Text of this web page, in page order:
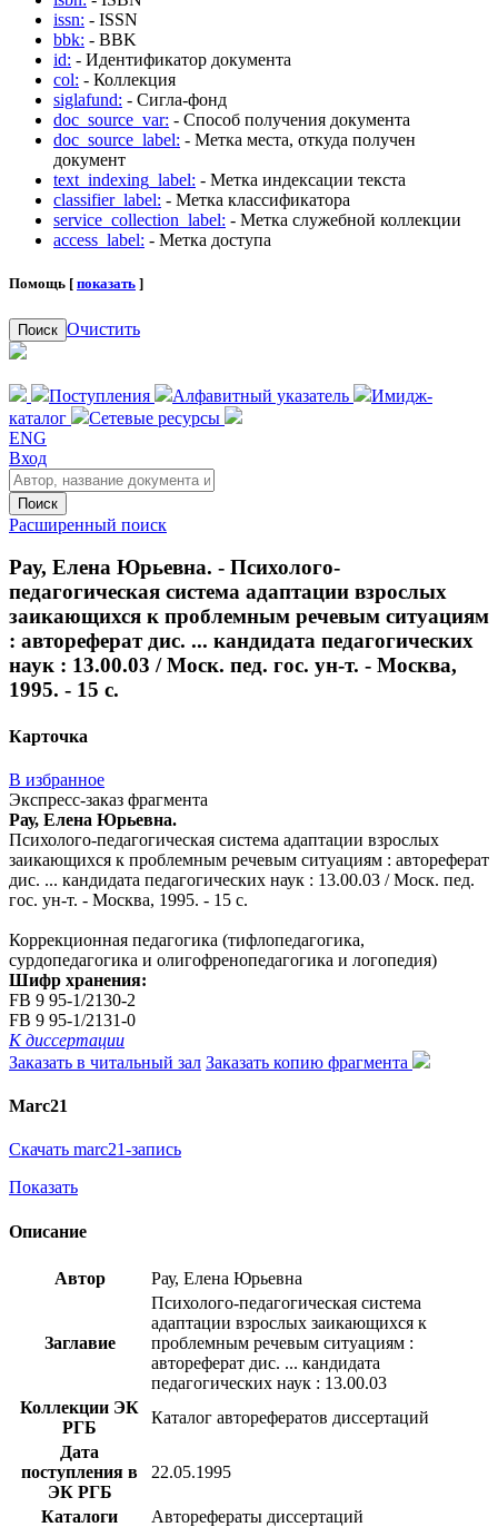
issn: - ISSN
bbk: - BBK
id: - Идентификатор документа
col: - Коллекция
siglafund: - Сигла-фонд
doc_source_var: - Способ получения документа
doc_source_label: - Метка места, откуда получен
документ
text_indexing_label: - Метка индексации текста
classifier_label: - Метка классификатора
service_collection_label: - Метка служебной коллекции
access_label: - Метка доступа
Помощь [ показать ]
Поиск Очистить
Поступления Алфавитный указатель
Имидж-
каталог
Сетевые ресурсы
ENG
Вход
Поиск
Расширенный поиск
Рау, Елена Юрьевна. - Психолого-
педагогическая система адаптации взрослых
заикающихся к проблемным речевым ситуациям
: автореферат дис. ... кандидата педагогических
наук : 13.00.03 / Моск. пед. гос. ун-т. - Москва,
1995. - 15 с.
Карточка
В избранное
Экспресс-заказ фрагмента
Рау, Елена Юрьевна.
Психолого-педагогическая система адаптации взрослых
заикающихся к проблемным речевым ситуациям : автореферат
дис. ... кандидата педагогических наук : 13.00.03 / Моск. пед.
гос. ун-т. - Москва, 1995. - 15 с.
Коррекционная педагогика (тифлопедагогика,
сурдопедагогика и олигофренопедагогика и логопедия)
Шифр хранения:
FB 9 95-1/2130-2
FB 9 95-1/2131-0
К диссертации
Заказать в читальный зал Заказать копию фрагмента
Marc21
Скачать marc21-запись
Показать
Описание
Автор Рау, Елена Юрьевна
Заглавие
Психолого-педагогическая система
адаптации взрослых заикающихся к
проблемным речевым ситуациям :
автореферат дис. ... кандидата
педагогических наук : 13.00.03
Коллекции ЭК
РГБ
Каталог авторефератов диссертаций
Дата
поступления в
ЭК РГБ
22.05.1995
Каталоги
Авторефераты диссертаций